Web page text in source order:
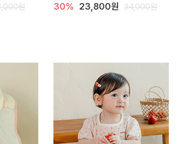
원 30% 23,800원 34,000원